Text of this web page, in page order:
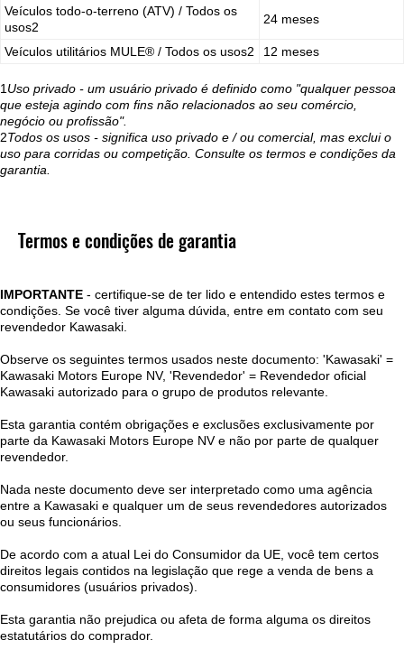
Veículos todo-o-terreno (ATV) / Todos os
usos2
24 meses
Veículos utilitários MULE® / Todos os usos2 12 meses
1 Uso privado - um usuário privado é definido como "qualquer pessoa
que esteja agindo com fins não relacionados ao seu comércio,
negócio ou profissão".
2Todos os usos - significa uso privado e / ou comercial, mas exclui o
uso para corridas ou competição. Consulte os termos e condições da
garantia.
Termos e condições de garantia
IMPORTANTE - certifique-se de ter lido e entendido estes termos e
condições. Se você tiver alguma dúvida, entre em contato com seu
revendedor Kawasaki.
Observe os seguintes termos usados neste documento: 'Kawasaki' =
Kawasaki Motors Europe NV, 'Revendedor' = Revendedor oficial
Kawasaki autorizado para o grupo de produtos relevante.
Esta garantia contém obrigações e exclusões exclusivamente por
parte da Kawasaki Motors Europe NV e não por parte de qualquer
revendedor.
Nada neste documento deve ser interpretado como uma agência
entre a Kawasaki e qualquer um de seus revendedores autorizados
ou seus funcionários.
De acordo com a atual Lei do Consumidor da UE, você tem certos
direitos legais contidos na legislação que rege a venda de bens a
consumidores (usuários privados).
Esta garantia não prejudica ou afeta de forma alguma os direitos
estatutários do comprador.